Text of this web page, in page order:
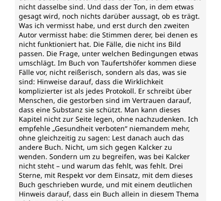
nicht dasselbe sind. Und dass der Ton, in dem etwas
gesagt wird, noch nichts darüber aussagt, ob es trägt.
Was ich vermisst habe, und erst durch den zweiten
Autor vermisst habe: die Stimmen derer, bei denen es
nicht funktioniert hat. Die Fälle, die nicht ins Bild
passen. Die Frage, unter welchen Bedingungen etwas
umschlägt. Im Buch von Taufertshöfer kommen diese
Fälle vor, nicht reißerisch, sondern als das, was sie
sind: Hinweise darauf, dass die Wirklichkeit
komplizierter ist als jedes Protokoll. Er schreibt über
Menschen, die gestorben sind im Vertrauen darauf,
dass eine Substanz sie schützt. Man kann dieses
Kapitel nicht zur Seite legen, ohne nachzudenken. Ich
empfehle „Gesundheit verboten“ niemandem mehr,
ohne gleichzeitig zu sagen: Lest danach auch das
andere Buch. Nicht, um sich gegen Kalcker zu
wenden. Sondern um zu begreifen, was bei Kalcker
nicht steht – und warum das fehlt, was fehlt. Drei
Sterne, mit Respekt vor dem Einsatz, mit dem dieses
Buch geschrieben wurde, und mit einem deutlichen
Hinweis darauf, dass ein Buch allein in diesem Thema